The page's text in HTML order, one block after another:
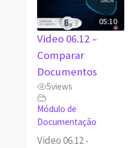
05:10
Video 06.12 –
Comparar
Documentos
5views
Módulo de
Documentação
Video 06.12 -